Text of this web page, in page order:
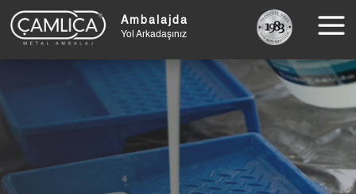
Ambalajda
Yol Arkadaşınız